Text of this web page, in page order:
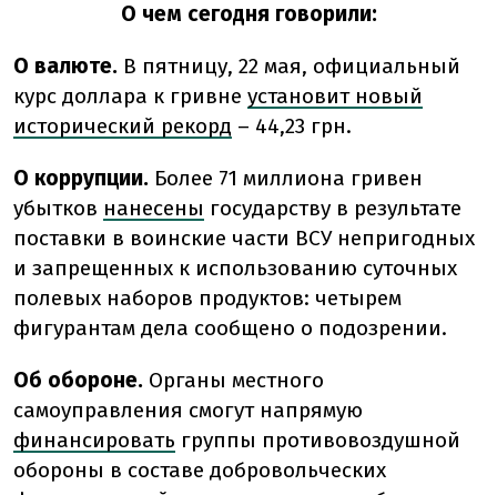
О чем сегодня говорили:
О валюте. В пятницу, 22 мая, официальный
курс доллара к гривне установит новый
исторический рекорд – 44,23 грн.
О коррупции. Более 71 миллиона гривен
убытков нанесены государству в результате
поставки в воинские части ВСУ непригодных
и запрещенных к использованию суточных
полевых наборов продуктов: четырем
фигурантам дела сообщено о подозрении.
Об обороне. Органы местного
самоуправления смогут напрямую
финансировать группы противовоздушной
обороны в составе добровольческих